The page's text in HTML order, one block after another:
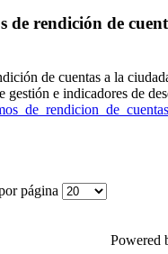
de rendición de
de cuentas a la
gestión e indicadores de
página
Powered